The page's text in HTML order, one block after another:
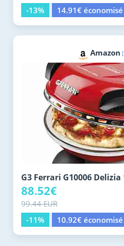
-13%
14.91€ économisé
Amazon
G3 Ferrari G10006 Delizia
88.52€
99.44 EUR
-11%
10.92€ économisé